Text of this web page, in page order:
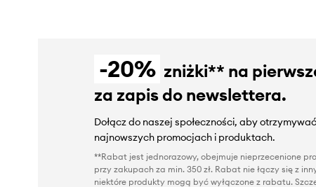
-20% zniżki** na
za zapis do newslettera.
Dołącz do naszej społeczności, aby
najnowszych promocjach i produktach.
**Rabat jest jednorazowy, obejmuje nieprzecenione
przy zakupach za min. 350 zł. Rabat nie łączy się z
niektóre produkty mogą być wyłączone z rabatu.